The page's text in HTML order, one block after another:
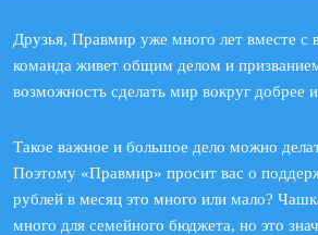
Друзья, Правмир уже много лет вместе с
команда живет общим делом и
возможность сделать мир вокруг добрее
Такое важное и большое дело можно
Поэтому «Правмир» просит вас о
рублей в месяц это много или мало?
много для семейного бюджета, но это